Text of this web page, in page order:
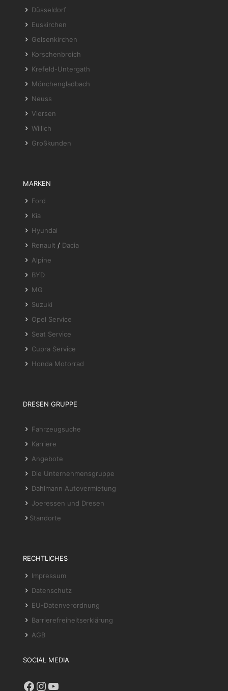
Düsseldorf
Euskirchen
Gelsenkirchen
Korschenbroich
Krefeld-Untergath
Mönchengladbach
Neuss
Viersen
Willich
Großkunden
MARKEN
Ford
Kia
Hyundai
Renault / Dacia
Alpine
BYD
MG
Suzuki
Opel Service
Seat Service
Cupra Service
Honda Motorrad
DRESEN GRUPPE
Fahrzeugsuche
Karriere
Angebote
Die Unternehmensgruppe
Dahlmann Autovermietung
Joeressen und Dresen
Standorte
RECHTLICHES
Impressum
Datenschutz
EU-Datenverordnung
Barrierefreiheitserklärung
AGB
SOCIAL MEDIA
Facebook
Instagram
YouTube